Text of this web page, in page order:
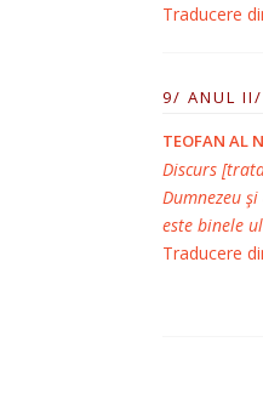
Traducere
9/ ANUL II/
TEOFAN AL
Discurs
Dumnezeu
este binele
Traducere